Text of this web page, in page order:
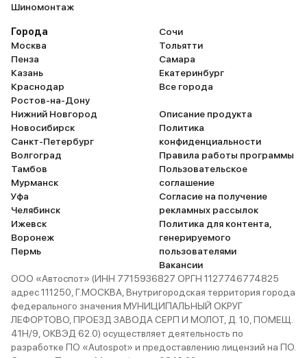
Шиномонтаж
Города
Москва
Пенза
Казань
Краснодар
Ростов-на-Дону
Нижний Новгород
Новосибирск
Санкт-Петербург
Волгоград
Тамбов
Мурманск
Уфа
Челябинск
Ижевск
Воронеж
Пермь
Сочи
Тольятти
Самара
Екатеринбург
Все города
Описание продукта
Политика
конфиденциальности
Правила работы программы
Пользовательское
соглашение
Согласие на получение
рекламных рассылок
Политика для контента,
генерируемого
пользователями
Вакансии
ООО «Автоспот» (ИНН 7715936827 ОРГН 1127746774825
адрес 111250, Г.МОСКВА, Внутригородская территория города
федерального значения МУНИЦИПАЛЬНЫЙ ОКРУГ
ЛЕФОРТОВО, ПРОЕЗД ЗАВОДА СЕРП И МОЛОТ, Д. 10, ПОМЕЩ.
41Н/9, ОКВЭД 62.0) осуществляет деятельность по
разработке ПО «Autospot» и предоставлению лицензий на ПО.